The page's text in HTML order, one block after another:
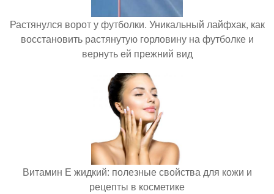
Растянулся ворот у футболки. Уникальный лайфхак, как
восстановить растянутую горловину на футболке и
вернуть ей прежний вид
Витамин Е жидкий: полезные свойства для кожи и
рецепты в косметике